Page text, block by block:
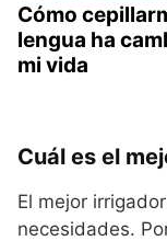
Cómo
lengua ha
mi vida
Cuál es el
El mejor
necesidades.